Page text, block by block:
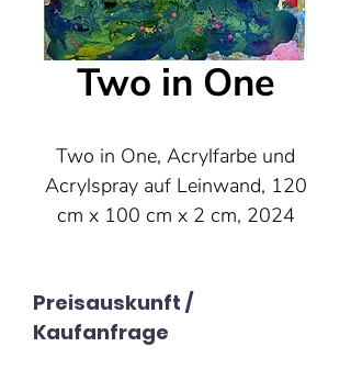
Two in One
Two in One, Acrylfarbe und
Acrylspray auf Leinwand, 120
cm x 100 cm x 2 cm, 2024
Preisauskunft /
Kaufanfrage